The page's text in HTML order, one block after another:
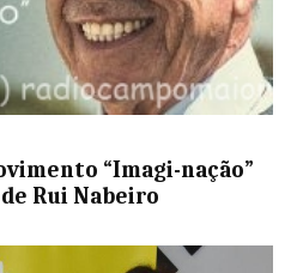
“Imagi-nação”
Rui Nabeiro